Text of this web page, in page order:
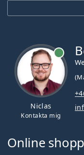
Niclas
Kontakta mig
Online